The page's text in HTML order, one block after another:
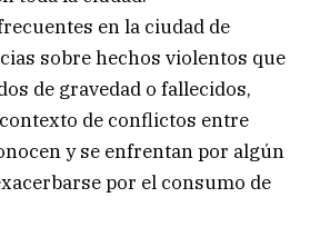
en la ciudad de
sobre hechos violentos que
de gravedad o fallecidos,
de conflictos entre
y se enfrentan por algún
por el consumo de